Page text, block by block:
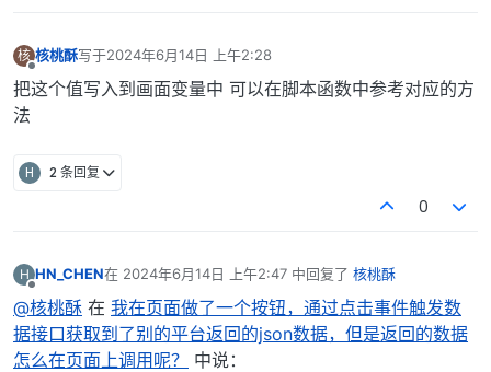
核
离线
核桃酥写于2024年6月14日 上午2:28
最后由 编辑
把这个值写入到画面变量中 可以在脚本函数中参考对应的方
法
H 2 条回复
0
H
离线
HN_CHEN在 2024年6月14日 上午2:47 中回复了 核桃酥
最后由 编辑
@核桃酥 在 我在页面做了一个按钮，通过点击事件触发数
据接口获取到了别的平台返回的json数据，但是返回的数据
怎么在页面上调用呢？
中说：